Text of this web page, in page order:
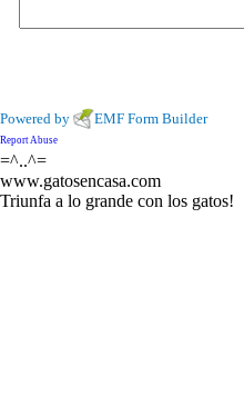
Powered by EMF Form Builder
Report Abuse
=^..^=
www.gatosencasa.com
Triunfa a lo grande con los gatos!